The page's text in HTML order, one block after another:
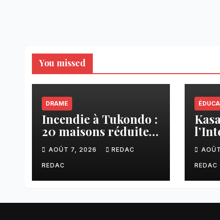
You missed
DRAME
Incendie à Tukondo :
20 maisons réduites
en cendres, plusieurs
familles sans abri
AOÛT 7, 2026 REDAC
REDAC
une
aux
REDAC